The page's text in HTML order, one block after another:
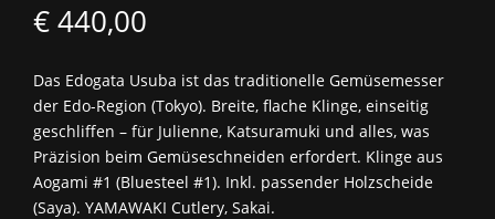
€440,00
Das Edogata Usuba ist das traditionelle Gemüsemesser
der Edo-Region (Tokyo). Breite, flache Klinge, einseitig
geschliffen – für Julienne, Katsuramuki und alles, was
Präzision beim Gemüseschneiden erfordert. Klinge aus
Aogami #1 (Bluesteel #1). Inkl. passender Holzscheide
(Saya). YAMAWAKI Cutlery, Sakai.